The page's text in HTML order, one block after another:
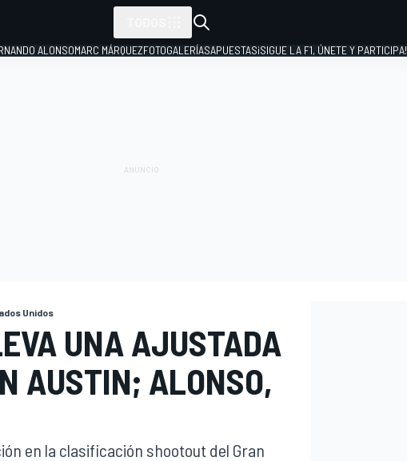
ALONSOMARC MÁRQUEZFOTOGALERÍASAPUESTAS¡SIGUE LA F1, ÚNETE Y PARTICIPA!
Unidos
UNA AJUSTADA
AUSTIN; ALONSO,
en la clasificación shootout del Gran